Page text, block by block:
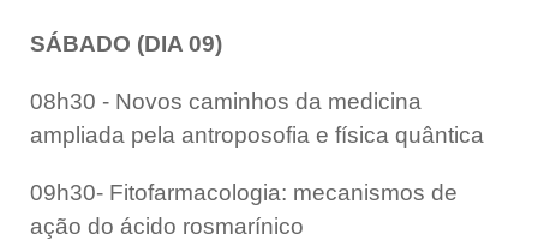
SÁBADO (DIA 09)
08h30 - Novos caminhos da medicina
ampliada pela antroposofia e física quântica
09h30- Fitofarmacologia: mecanismos de
ação do ácido rosmarínico